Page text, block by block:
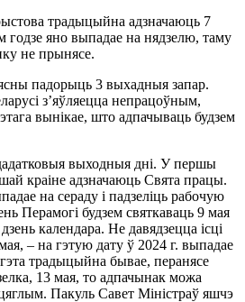
традыцыйна адзначаюць 7
годзе яно выпадае на нядзелю, таму
не прынясе.
падорыць 3 выхадныя запар.
з’яўляецца непрацоўным,
вынікае, што адпачываць будзем
выходныя дні. У першы
краіне адзначаюць Свята працы.
на сераду і падзеліць рабочую
Перамогі будзем святкаваць 9 мая
календара. Не давядзецца ісці
– на гэтую дату ў 2024 г. выпадае
традыцыйна бывае, перанясе
13 мая, то адпачынак можа
Пакуль Савет Міністраў яшчэ